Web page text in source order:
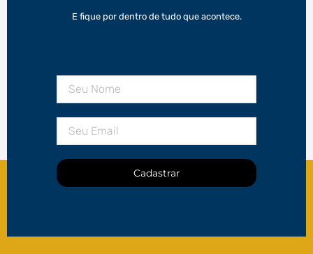
E fique por dentro de tudo que acontece.
Cadastrar